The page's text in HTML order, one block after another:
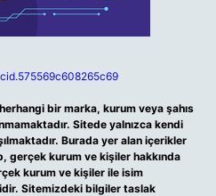
bir marka, kurum veya şahıs
Sitede yalnızca kendi
Burada yer alan içerikler
gerçek kurum ve kişiler hakkında
kurum ve kişiler ile isim
Sitemizdeki bilgiler taslak